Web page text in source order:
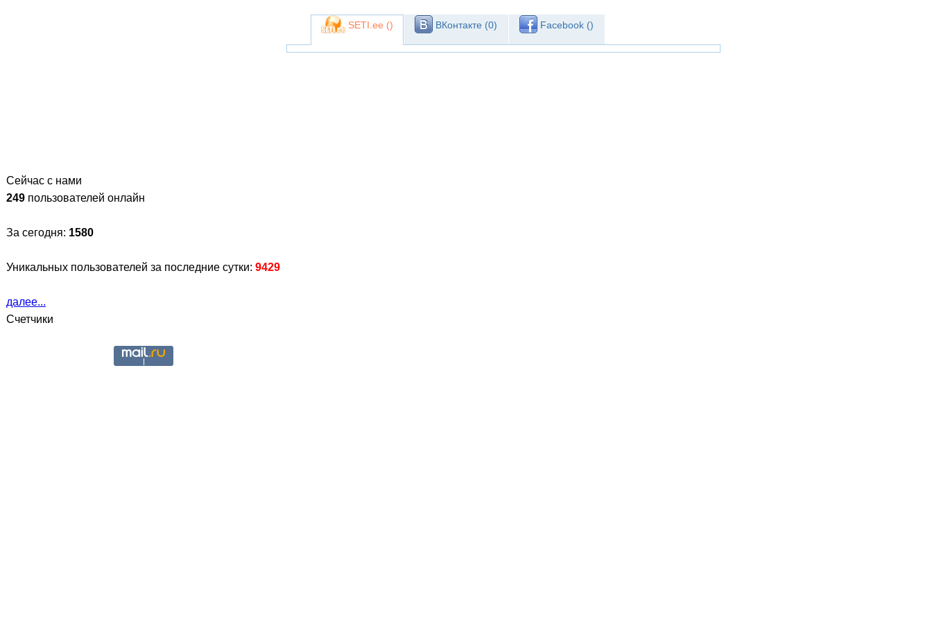
Сейчас с нами
249 пользователей онлайн
За сегодня: 1580
Уникальных пользователей за последние сутки: 9429
далее...
Счетчики
SETI.ee () ВКонтакте (0) Facebook ()